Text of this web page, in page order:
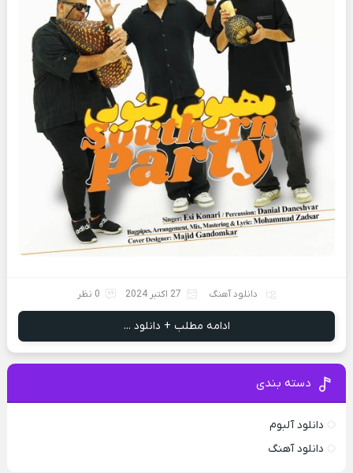
دانلود آهنگ 27 اکتبر 2024 0 نظر
ادامه مطلب + دانلود ...
دسته بندی
دانلود آلبوم
دانلود آهنگ